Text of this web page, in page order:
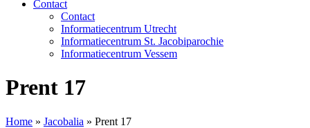
Contact
Contact
Informatiecentrum Utrecht
Informatiecentrum St. Jacobiparochie
Informatiecentrum Vessem
Prent 17
Home » Jacobalia » Prent 17